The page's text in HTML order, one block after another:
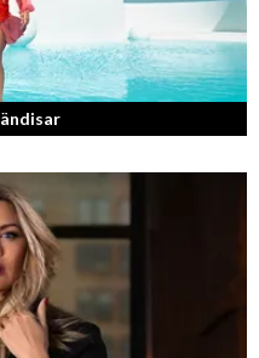
har en lång meritlista och är
själv och...